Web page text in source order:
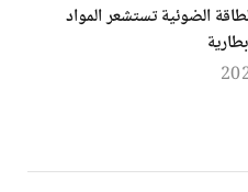
الضوئية تستشعر المواد